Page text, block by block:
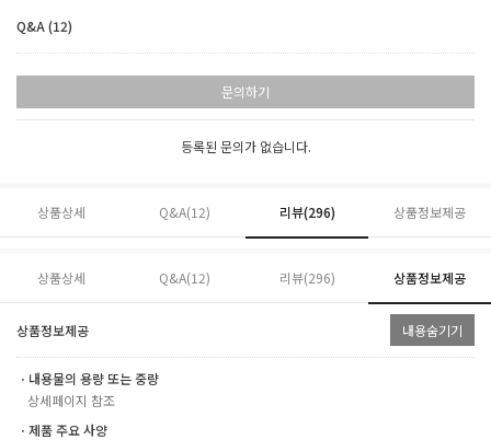
Q&A (12)
문의하기
등록된 문의가 없습니다.
상품상세 Q&A(12) 리뷰(296) 상품정보제공
상품상세 Q&A(12) 리뷰(296) 상품정보제공
상품정보제공 내용숨기기
ㆍ내용물의 용량 또는 중량
상세페이지 참조
ㆍ제품 주요 사양